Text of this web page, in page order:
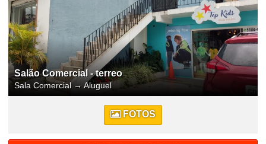
Salão Comercial - terreo
Sala Comercial→ Aluguel
FOTOS